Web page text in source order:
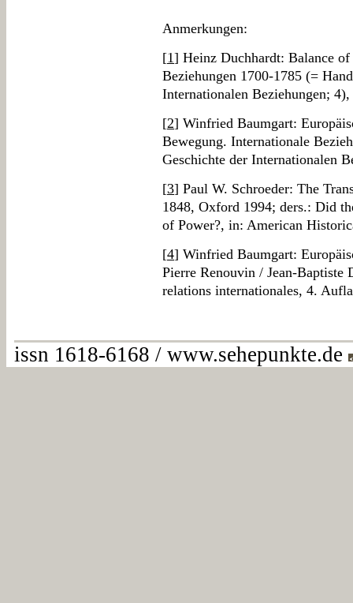
Anmerkungen:
[1] Heinz Duchhardt: Balance
Beziehungen 1700-1785 (=
Internationalen Beziehungen;
[2] Winfried Baumgart:
Bewegung. Internationale
Geschichte der Internationalen
[3] Paul W. Schroeder: The
1848, Oxford 1994; ders.: Did
of Power?, in: American
[4] Winfried Baumgart:
Pierre Renouvin / Jean-
relations internationales, 4.
issn 1618-6168 / www.sehepunkte.de